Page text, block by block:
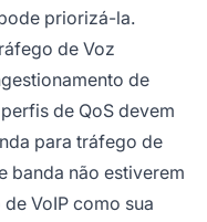
priorizá-la.
de Voz
de
de QoS devem
para tráfego de
banda não estiverem
VoIP como sua